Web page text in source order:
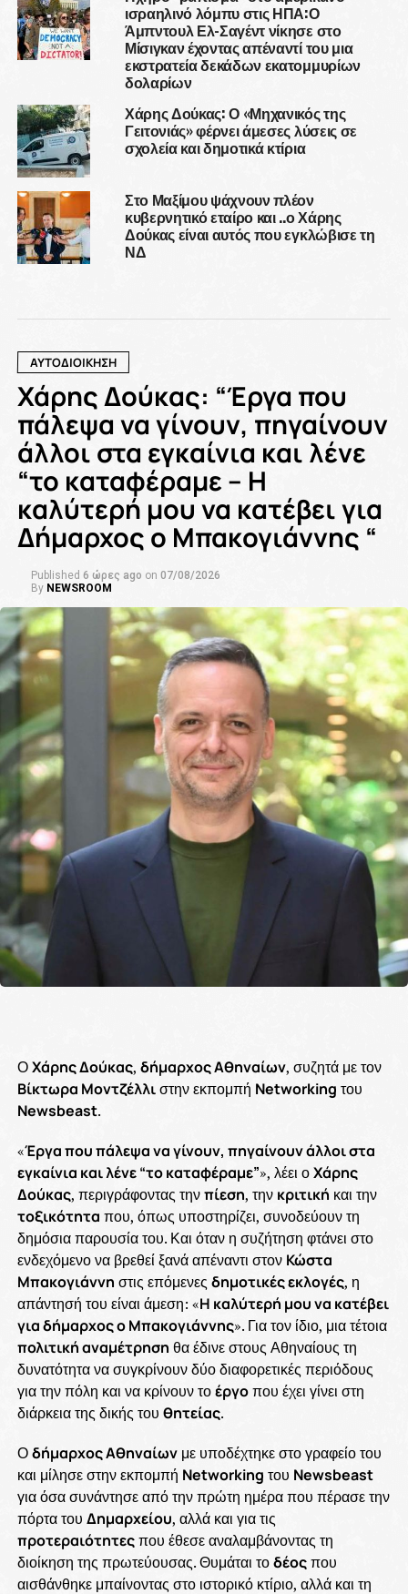
ισραηλινό λόμπυ στις ΗΠΑ:Ο
Άμπντουλ Ελ-Σαγέντ νίκησε στο
Μίσιγκαν έχοντας απέναντί του μια
εκστρατεία δεκάδων εκατομμυρίων
δολαρίων
Χάρης Δούκας: Ο «Μηχανικός της
Γειτονιάς» φέρνει άμεσες λύσεις σε
σχολεία και δημοτικά κτίρια
Στο Μαξίμου ψάχνουν πλέον
κυβερνητικό εταίρο και ..ο Χάρης
Δούκας είναι αυτός που εγκλώβισε τη
ΝΔ
ΑΥΤΟΔΙΟΙΚΗΣΗ
Χάρης Δούκας: “Έργα που
πάλεψα να γίνουν, πηγαίνουν
άλλοι στα εγκαίνια και λένε
“το καταφέραμε – Η
καλύτερή μου να κατέβει για
Δήμαρχος ο Μπακογιάννης “
Published 6 ώρες ago on 07/08/2026
By NEWSROOM
ΟΧάρης Δούκας, δήμαρχος Αθηναίων, συζητά με τον
Βίκτωρα Μοντζέλλιστην εκπομπή Networking του
Newsbeast.
«Έργα που πάλεψα να γίνουν, πηγαίνουν άλλοι στα
εγκαίνια και λένε “το καταφέραμε”», λέει οΧάρης
Δούκας, περιγράφοντας τηνπίεση, την κριτική και την
τοξικότητα που, όπως υποστηρίζει, συνοδεύουν τη
δημόσια παρουσία του. Και όταν η συζήτηση φτάνει στο
ενδεχόμενο να βρεθεί ξανά απέναντι στον Κώστα
Μπακογιάννη στις επόμενες δημοτικές εκλογές, η
απάντησή του είναι άμεση: «Η καλύτερή μου να κατέβει
για δήμαρχος ο Μπακογιάννης». Για τον ίδιο, μια τέτοια
πολιτική αναμέτρηση θα έδινε στους Αθηναίους τη
δυνατότητα να συγκρίνουν δύο διαφορετικές περιόδους
για την πόλη και να κρίνουν τοέργοπου έχει γίνει στη
διάρκεια της δικής του θητείας.
Οδήμαρχος Αθηναίωνμε υποδέχτηκε στο γραφείο του
και μίλησε στην εκπομπή Networking του Newsbeast
για όσα συνάντησε από την πρώτη ημέρα που πέρασε την
πόρτα του Δημαρχείου, αλλά και για τις
προτεραιότητεςπου έθεσε αναλαμβάνοντας τη
διοίκηση της πρωτεύουσας. Θυμάται τοδέοςπου
αισθάνθηκε μπαίνοντας στο ιστορικό κτίριο, αλλά και τη